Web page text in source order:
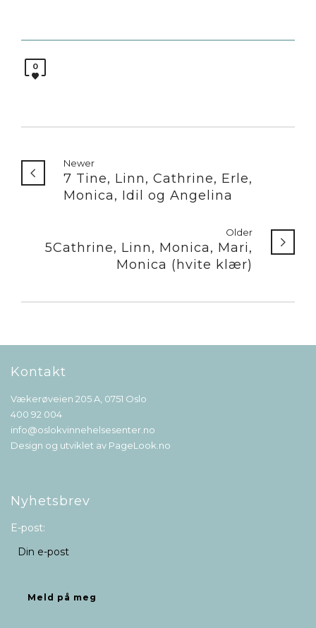
0
Newer
7 Tine, Linn, Cathrine, Erle,
Monica, Idil og Angelina
Older
5Cathrine, Linn, Monica, Mari,
Monica (hvite klær)
Kontakt
Vækerøveien 205 A, 0751 Oslo
400 92 004
info@oslokvinnehelsesenter.no
Design og utviklet av PageLook.no
Nyhetsbrev
E-post: